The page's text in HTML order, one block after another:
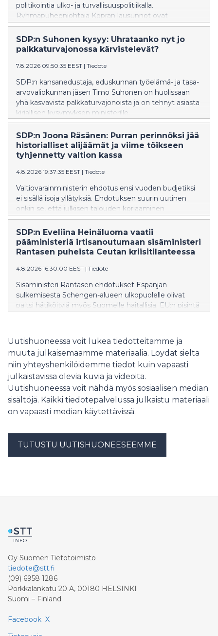
politikointia ulko- ja turvallisuuspolitiikalla.
Ryhmäpuheenjohtaja Kopran lausunnot ovat
oppikirjaesimerkki siitä, miten kokoomuksen
ulkopoliittinen värisuora aiheuttaa vauhtisokeutta, joka
heikentää Suomen turvallisuutta, SDP:n Tuppurainen
SDP:n Suhonen kysyy: Uhrataanko nyt jo
palkkaturvajonossa kärvistelevät?
7.8.2026 09:50:35 EEST | Tiedote
SDP:n kansanedustaja, eduskunnan työelämä- ja tasa-
arvovaliokunnan jäsen Timo Suhonen on huolissaan
yhä kasvavista palkkaturvajonoista ja on tehnyt asiasta
kirjallisen kysymyksen ministerille.
SDP:n Joona Räsänen: Purran perinnöksi jää
historialliset alijäämät ja viime töikseen
tyhjennetty valtion kassa
4.8.2026 19:37:35 EEST | Tiedote
Valtiovarainministerin ehdotus ensi vuoden budjetiksi
ei sisällä isoja yllätyksiä. Ehdotuksen suurin uutinen
onkin se, että julkisen talouden korjaaminen
työnnetään seuraavan hallituksen syliin, SDP:n Joona
Räsänen toteaa.
SDP:n Eveliina Heinäluoma vaatii
pääministeriä irtisanoutumaan sisäministeri
Rantasen puheista Ceutan kriisitilanteessa
4.8.2026 16:30:00 EEST | Tiedote
Sisäministeri Rantasen ehdotukset Espanjan
sulkemisesta Schengen-alueen ulkopuolelle olivat
paitsi hätiköityjä myös Suomelle haitallisia. EU:n pisintä
rajaturvallisuuden vaikeissa oloissa.
Uutishuoneessa voit lukea tiedotteitamme ja
muuta julkaisemaamme materiaalia. Löydät sieltä
niin yhteyshenkilöidemme tiedot kuin vapaasti
julkaistavissa olevia kuvia ja videoita.
Uutishuoneessa voit nähdä myös sosiaalisen median
sisältöjä. Kaikki tiedotepalvelussa julkaistu materiaali
on vapaasti median käytettävissä.
TUTUSTU UUTISHUONEESEEMME
Oy Suomen Tietotoimisto
tiedote@stt.fi
(09) 6958 1286
Porkkalankatu 20 A, 00180 HELSINKI
Suomi – Finland
Facebook X